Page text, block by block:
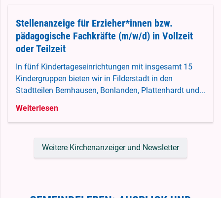
Stellenanzeige für Erzieher*innen bzw.
pädagogische Fachkräfte (m/w/d) in Vollzeit
oder Teilzeit
In fünf Kindertageseinrichtungen mit insgesamt 15
Kindergruppen bieten wir in Filderstadt in den
Stadtteilen Bernhausen, Bonlanden, Plattenhardt und...
Weiterlesen
Weitere Kirchenanzeiger und Newsletter